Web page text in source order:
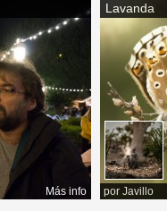
Más info
Lavanda
por Javillo